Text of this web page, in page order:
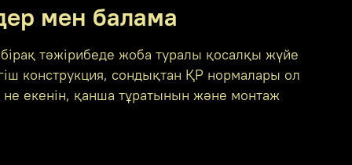
мен балама
тәжірибеде жоба туралы қосалқы жүйе
конструкция, сондықтан ҚР нормалары ол
екенін, қанша тұратынын және монтаж